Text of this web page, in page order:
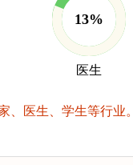
13%
医生
、医生、学生等行业。